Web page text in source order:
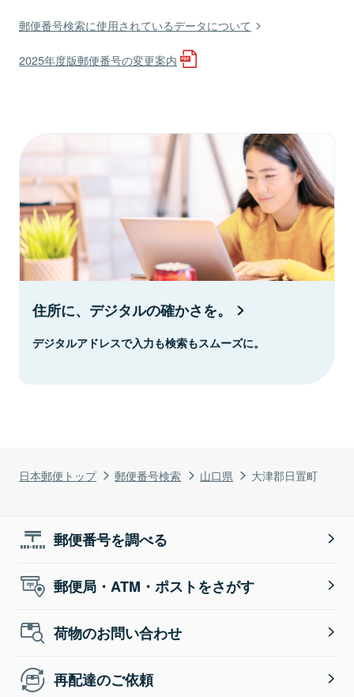
日本郵便トップ 郵便番号検索 山口県 大津郡日置町
郵便番号検索に使用されているデータについて
2025年度版郵便番号の変更案内
住所に、デジタルの確かさを。
デジタルアドレスで入力も検索もスムーズに。
郵便番号を調べる
郵便局・ATM・ポストをさがす
荷物のお問い合わせ
再配達のご依頼